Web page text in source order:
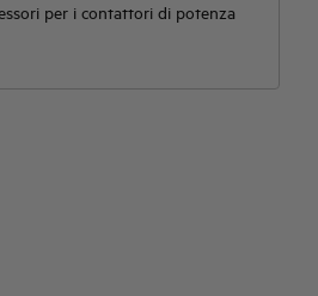
per i contattori di potenza